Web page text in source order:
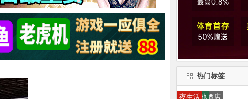
热门标签
文华东方酒店
去去妹
小吃
威尼斯人
澳门赌场
18桑拿
银河酒店
新葡京
荷官
桑拿
澳门银河
金池桑拿
葡京酒店
夜总会
打令浴室
赌场
金龙酒店
新濠天地
澳门
夜生活